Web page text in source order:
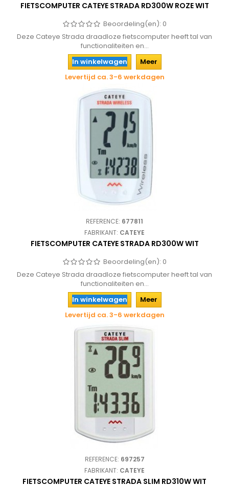
FIETSCOMPUTER CATEYE STRADA RD300W ROZE WIT
Beoordeling(en): 0
Deze Cateye Strada draadloze fietscomputer heeft tal van
functionaliteiten en...
In winkelwagen
Meer
Levertijd ca. 3-6 werkdagen
REFERENCE: 677811
FABRIKANT: CATEYE
FIETSCOMPUTER CATEYE STRADA RD300W WIT
Beoordeling(en): 0
Deze Cateye Strada draadloze fietscomputer heeft tal van
functionaliteiten en...
In winkelwagen
Meer
Levertijd ca. 3-6 werkdagen
REFERENCE: 697257
FABRIKANT: CATEYE
FIETSCOMPUTER CATEYE STRADA SLIM RD310W WIT